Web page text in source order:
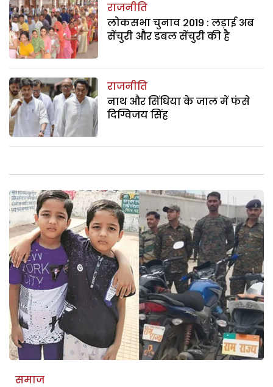
राजनीति
लोकसभा चुनाव 2019 : लड़ाई अब
सेंचुरी और डबल सेंचुरी की है
राजनीति
नाथ और सिंधिया के जाल में फंसे
दिग्विजय सिंह
समाज